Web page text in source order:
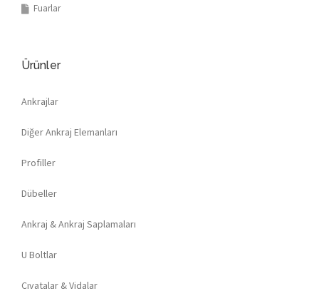
Fuarlar
Ürünler
Ankrajlar
Diğer Ankraj Elemanları
Profiller
Dübeller
Ankraj & Ankraj Saplamaları
U Boltlar
Cıvatalar & Vidalar